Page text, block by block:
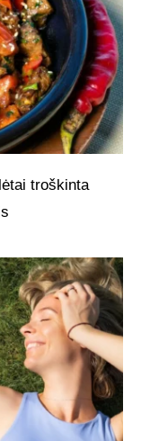
troškinta